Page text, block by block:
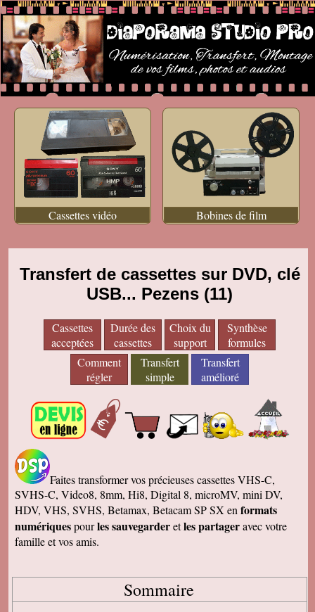
Cassettes vidéo Bobines de film
Transfert de cassettes sur DVD, clé
USB... Pezens (11)
Cassettes
acceptées
Durée des
cassettes
Choix du
support
Synthèse
formules
Comment
régler
Transfert
simple
Transfert
amélioré
Faites transformer vos précieuses cassettes VHS-C,
SVHS-C, Video8, 8mm, Hi8, Digital 8, microMV, mini DV,
HDV, VHS, SVHS, Betamax, Betacam SP SX en formats
numériquespourles sauvegarderetles partageravec votre
famille et vos amis.
Sommaire